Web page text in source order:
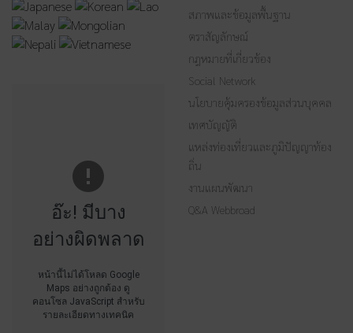
อ๊ะ! มีบาง
อย่างผิดพลาด
หน้านี้ไม่ได้โหลด Google
Maps อย่างถูกต้อง ดู
คอนโซล JavaScript สำหรับ
รายละเอียดทางเทคนิค
สภาพและข้อมูลพื้นฐาน
ตราสัญลักษณ์
กฎหมายที่เกี่ยวข้อง
Social Network
นโยบายคุ้มครองข้อมูลส่วนบุคคล
เทศบัญญัติ
แหล่งท่องเที่ยวและภูมิปัญญาท้อง
ถิ่น
งานแผนพัฒนา
Q&A Webbroad